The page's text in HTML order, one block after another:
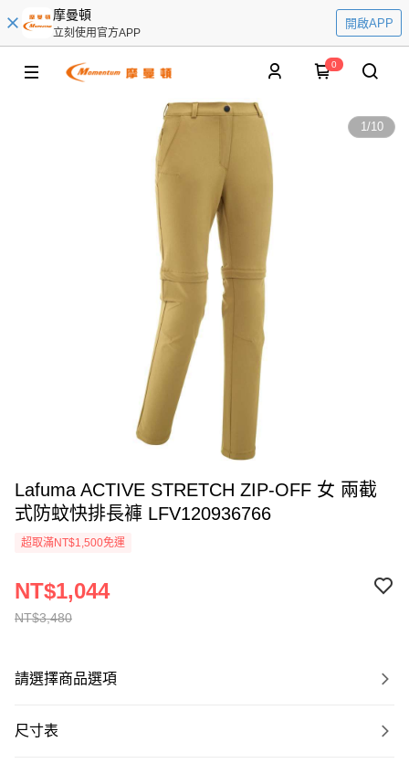
摩曼頓
立刻使用官方APP
開啟APP
0
1/10
Lafuma ACTIVE STRETCH ZIP-OFF 女 兩截
式防蚊快排長褲 LFV120936766
超取滿NT$1,500免運
NT$3,480
NT$1,044
請選擇商品選項
尺寸表